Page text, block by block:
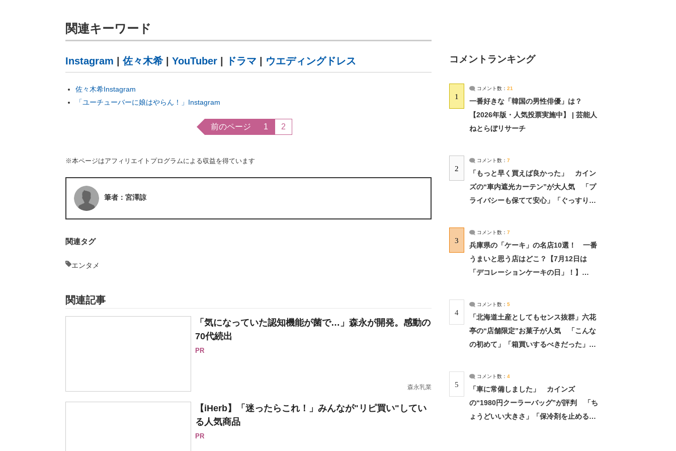
関連キーワード
Instagram |佐々木希 YouTuber ドラマ ウエディングドレス
佐々木希Instagram
「ユーチューバーに娘はやらん！」Instagram
前のページ 1 2
※本ページはアフィリエイトプログラムによる収益を得ています
筆者：宮澤諒
関連タグ
エンタメ
関連記事
「気になっていた認知機能が菌で…」森永が開発。感動の
70代続出
PR
森永乳業
【iHerb】「迷ったらこれ！」みんなが"リピ買い"してい
る人気商品
PR
コメントランキング
1
コメント数： 21
一番好きな「韓国の男性俳優」は？
【2026年版・人気投票実施中】 | 芸能人
ねとらぼリサーチ
2
コメント数： 7
「もっと早く買えば良かった」 カイン
ズの“車内遮光カーテン”が大人気 「プ
ライバシーも保てて安心」「ぐっすり眠
3
コメント数： 7
兵庫県の「ケーキ」の名店10選！ 一番
うまいと思う店はどこ？【7月12日は
「デコレーションケーキの日」！】
4
コメント数： 5
「北海道土産としてもセンス抜群」六花
亭の“店舗限定”お菓子が人気 「こんな
の初めて」「箱買いするべきだった」
5
コメント数： 4
「車に常備しました」 カインズ
の“1980円クーラーバッグ”が評判 「ち
ょうどいい大きさ」「保冷剤を止めるベ